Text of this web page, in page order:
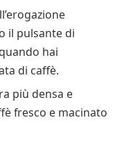
il pulsante di
hai
di caffè.
più densa e
fresco e macinato